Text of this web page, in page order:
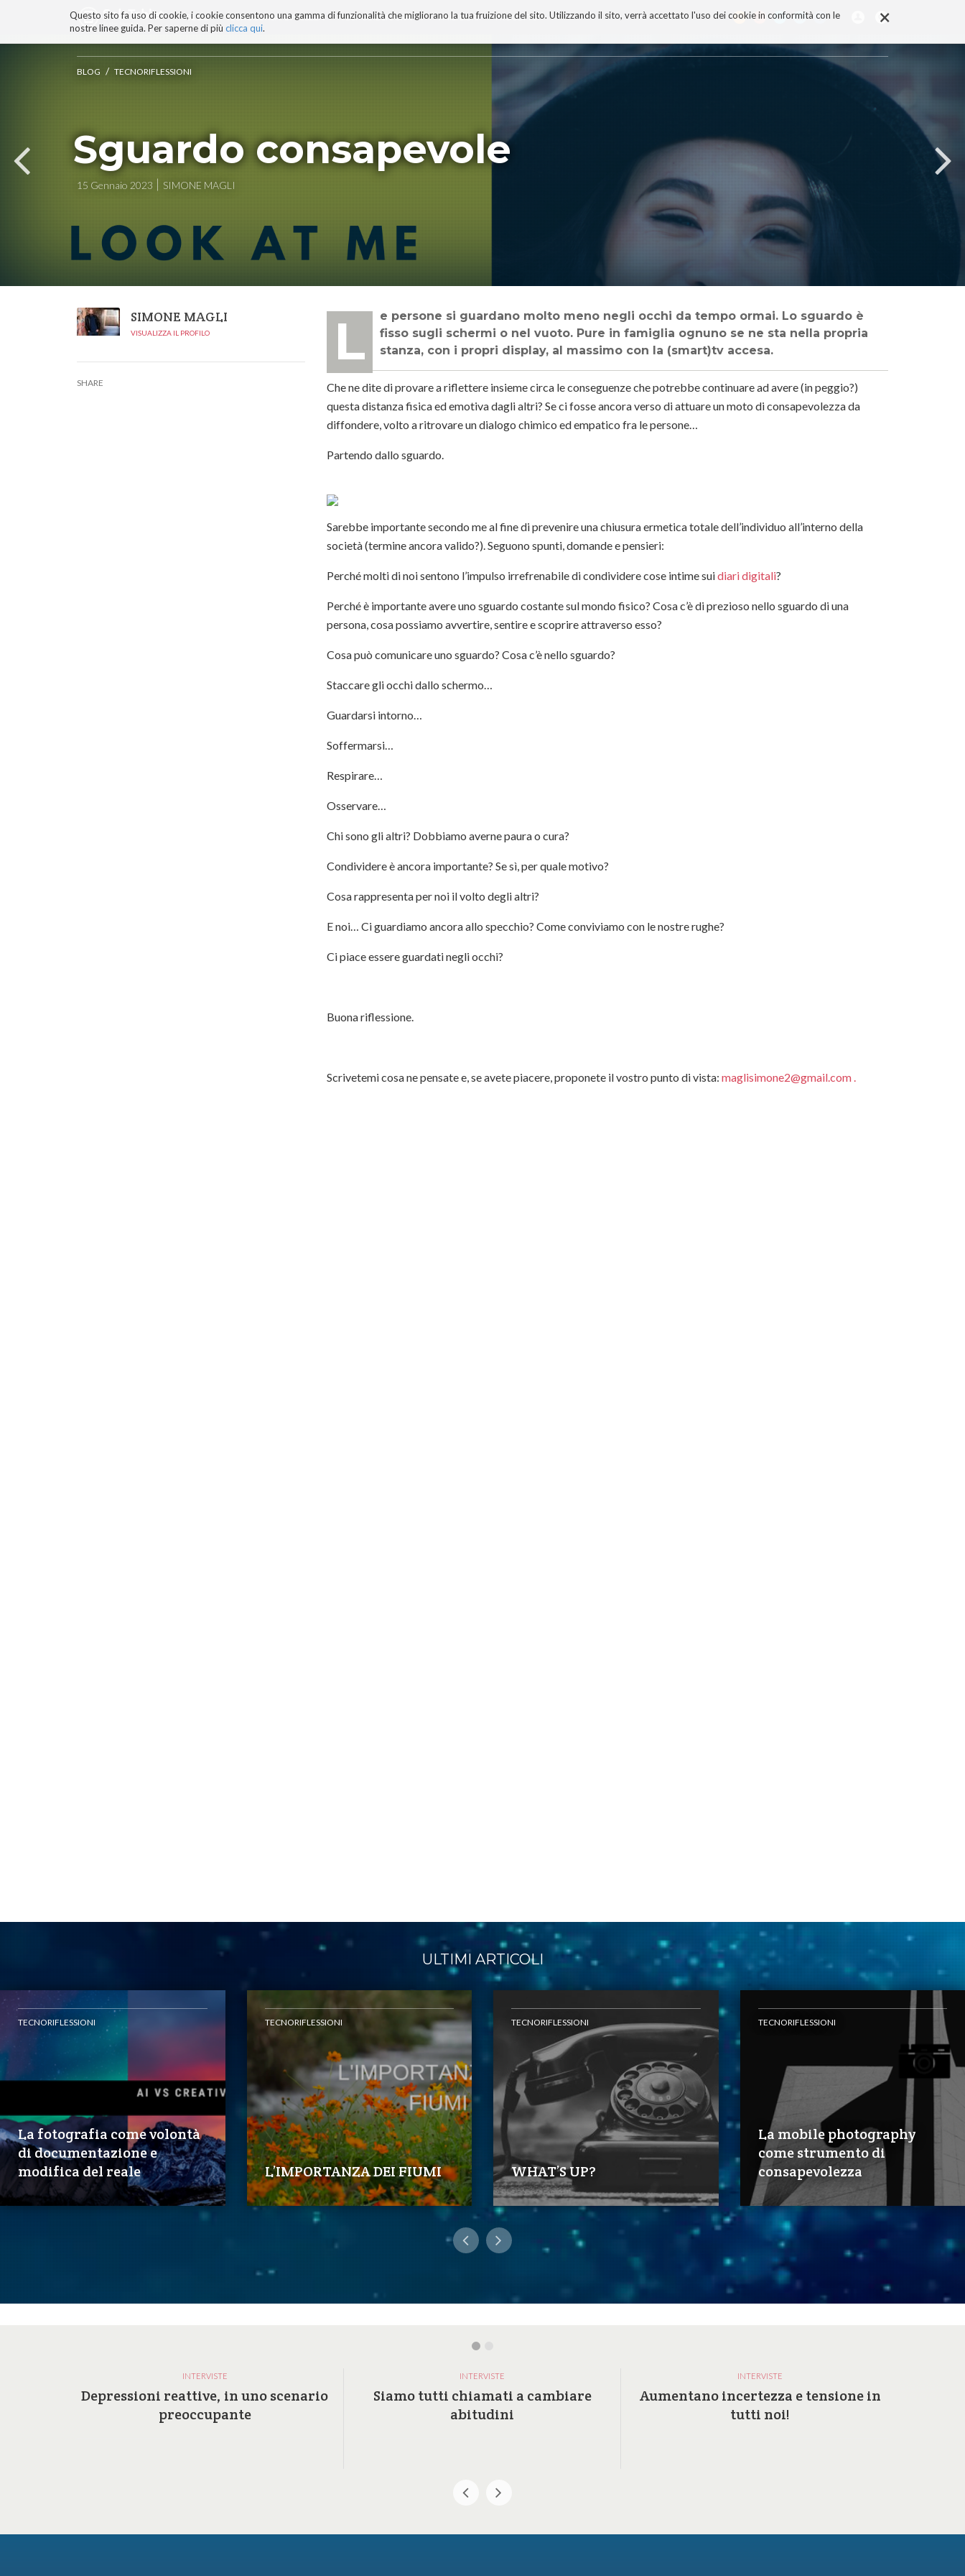
×
Questo sito fa uso di cookie, i cookie consentono una gamma di funzionalità che migliorano la tua fruizione del sito. Utilizzando il sito, verrà accettato l'uso dei cookie in conformità con le
nostre linee guida. Per saperne di più clicca qui.
BLOG TECNOCONSAPEVOLEZZA TECNOBIBLIOGRAFIA I MIEI LIBRI PROGETTO
ai
contenuti.
|
Salta
alla
navigazione
BLOG / TECNORIFLESSIONI
Sguardo consapevole
15 Gennaio 2023 SIMONE MAGLI
SIMONE MAGLI
VISUALIZZA IL PROFILO
SHARE
Le persone si guardano molto meno negli occhi da tempo ormai. Lo sguardo è
fisso sugli schermi o nel vuoto. Pure in famiglia ognuno se ne sta nella propria
stanza, con i propri display, al massimo con la (smart)tv accesa.
Che ne dite di provare a riflettere insieme circa le conseguenze che potrebbe continuare ad avere (in peggio?)
questa distanza fisica ed emotiva dagli altri? Se ci fosseancora verso di attuareun moto di consapevolezzada
diffondere , volto a ritrovare un dialogo chimico ed empatico fra le persone…
Partendo dallo sguardo.
Sarebbe importante secondo me al fine di prevenire una chiusura ermetica totale dell’individuo all’interno della
società (termine ancora valido?). Seguono spunti, domande e pensieri:
Perché molti di noi sentono l’impulso irrefrenabile di condividere cose intime suidiari digitali?
Perché è importante avere uno sguardo costante sul mondo fisico? Cosa c’è di prezioso nello sguardo di una
persona, cosa possiamo avvertire, sentire e scoprire attraverso esso?
Cosa può comunicare uno sguardo? Cosa c’è nello sguardo?
Staccare gli occhi dallo schermo…
Guardarsi intorno…
Soffermarsi…
Respirare…
Osservare…
Chi sono gli altri? Dobbiamo averne paura o cura?
Condividere è ancora importante? Se sì, per quale motivo?
Cosa rappresenta per noi il volto degli altri?
E noi… Ci guardiamo ancora allo specchio? Come conviviamo con le nostre rughe?
Ci piace essere guardati negli occhi?
Buona riflessione.
Scrivetemi cosa ne pensate e, se avete piacere, proponete il vostro punto di vista: maglisimone2@gmail.com
ULTIMI ARTICOLI
TECNORIFLESSIONI
La fotografia come volontà
di documentazione e
modifica del reale
TECNORIFLESSIONI
L’IMPORTANZA DEI FIUMI
TECNORIFLESSIONI
WHAT’S UP?
TECNORIFLESSIONI
La mobile photography
come strumento di
consapevolezza
INTERVISTE
Depressioni reattive, in uno scenario
preoccupante
INTERVISTE
Siamo tutti chiamati a cambiare
abitudini
INTERVISTE
Aumentano incertezza e tensione in
tutti noi!